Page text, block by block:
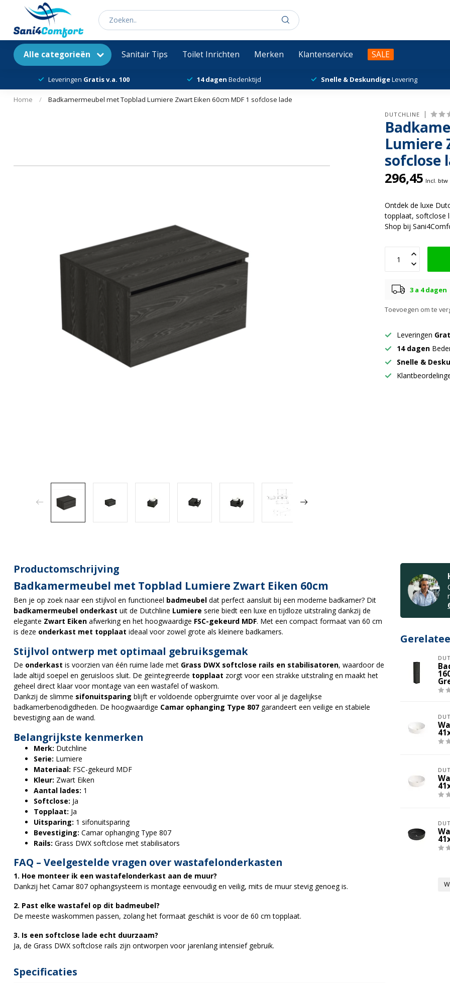
Alle categorieën Sanitair Tips Toilet Inrichten Merken Klantenservice SALE
Leveringen Gratis v.a. 100 14 dagen Bedenktijd Snelle & DeskundigeLevering
Home / Badkamermeubel met Topblad Lumiere Zwart Eiken 60cm MDF 1 sofclose lade
DUTCHLINE
Lumiere
sofclose
296,45 Incl. btw
Ontdek de luxe
topplaat, softclose
Shop bij
3 a 4 dagen
Toevoegen om te
Leveringen
14 dagen
Snelle &
Productomschrijving
Badkamermeubel met Topblad Lumiere Zwart Eiken 60cm
Ben je op zoek naar een stijlvol en functioneel badmeubel dat perfect aansluit bij een moderne badkamer? Dit
badkamermeubel onderkast uit de Dutchline Lumiere serie biedt een luxe en tijdloze uitstraling dankzij de
elegante Zwart Eiken afwerking en het hoogwaardige FSC-gekeurd MDF. Met een compact formaat van 60 cm
is deze onderkast met topplaat ideaal voor zowel grote als kleinere badkamers.
Stijlvol ontwerp met optimaal gebruiksgemak
De onderkast is voorzien van één ruime lade met Grass DWX softclose rails en stabilisatoren, waardoor de
lade altijd soepel en geruisloos sluit. De geïntegreerde topplaat zorgt voor een strakke uitstraling en maakt het
geheel direct klaar voor montage van een wastafel of waskom.
Dankzij de slimme sifonuitsparing blijft er voldoende opbergruimte over voor al je dagelijkse
badkamerbenodigdheden. De hoogwaardige Camar ophanging Type 807 garandeert een veilige en stabiele
bevestiging aan de wand.
Belangrijkste kenmerken
Merk: Dutchline
Serie: Lumiere
Materiaal: FSC-gekeurd MDF
Kleur: Zwart Eiken
Aantal lades: 1
Softclose: Ja
Topplaat: Ja
Uitsparing: 1 sifonuitsparing
Bevestiging: Camar ophanging Type 807
Rails: Grass DWX softclose met stabilisators
FAQ – Veelgestelde vragen over wastafelonderkasten
1. Hoe monteer ik een wastafelonderkast aan de muur?
Dankzij het Camar 807 ophangsysteem is montage eenvoudig en veilig, mits de muur stevig genoeg is.
2. Past elke wastafel op dit badmeubel?
De meeste waskommen passen, zolang het formaat geschikt is voor de 60 cm topplaat.
3. Is een softclose lade echt duurzaam?
Ja, de Grass DWX softclose rails zijn ontworpen voor jarenlang intensief gebruik.
Specificaties